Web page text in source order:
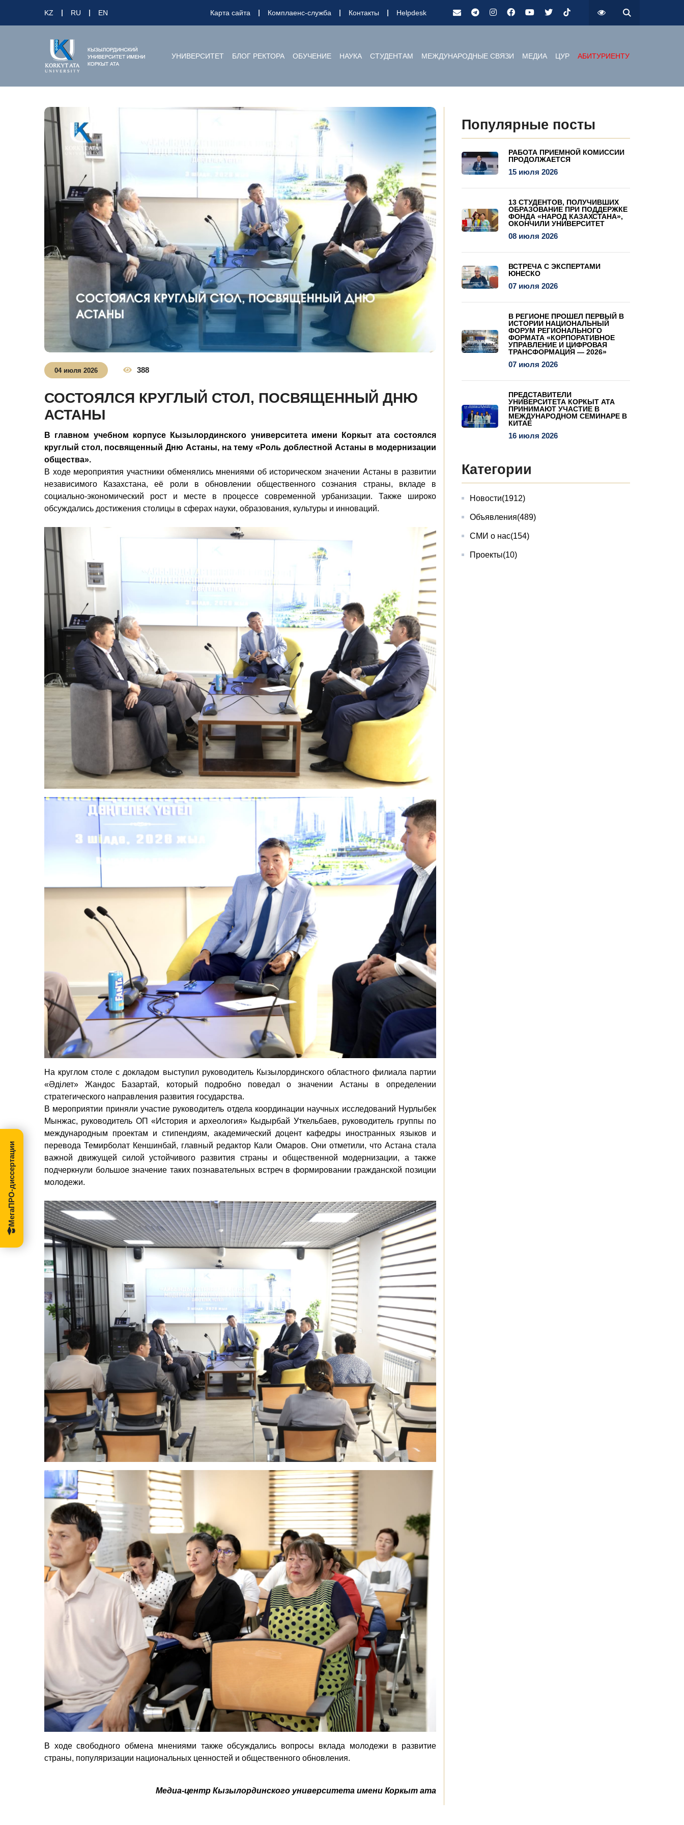
KZ RU EN Карта сайта Комплаенс-служба Контакты Helpdesk
УНИВЕРСИТЕТ БЛОГ РЕКТОРА ОБУЧЕНИЕ НАУКА СТУДЕНТАМ МЕЖДУНАРОДНЫЕ СВЯЗИ МЕДИА ЦУР АБИТУРИЕНТУ
04 июля 2026 388
СОСТОЯЛСЯ КРУГЛЫЙ СТОЛ, ПОСВЯЩЕННЫЙ ДНЮ
АСТАНЫ
В главном учебном корпусе Кызылординского университета имени Коркыт ата состоялся
круглый стол, посвященный Дню Астаны, на тему «Роль доблестной Астаны в модернизации
общества».
В ходе мероприятия участники обменялись мнениями об историческом значении Астаны в развитии
независимого Казахстана, её роли в обновлении общественного сознания страны, вкладе в
социально-экономический рост и месте в процессе современной урбанизации. Также широко
обсуждались достижения столицы в сферах науки, образования, культуры и инноваций.
На круглом столе с докладом выступил руководитель Кызылординского областного филиала партии
«Әділет» Жандос Базартай, который подробно поведал о значении Астаны в определении
стратегического направления развития государства.
В мероприятии приняли участие руководитель отдела координации научных исследований Нурлыбек
Мынжас, руководитель ОП «История и археология» Кыдырбай Уткельбаев, руководитель группы по
международным проектам и стипендиям, академический доцент кафедры иностранных языков и
перевода Темирболат Кеншинбай, главный редактор Кали Омаров. Они отметили, что Астана стала
важной движущей силой устойчивого развития страны и общественной модернизации, а также
подчеркнули большое значение таких познавательных встреч в формировании гражданской позиции
молодежи.
В ходе свободного обмена мнениями также обсуждались вопросы вклада молодежи в развитие
страны, популяризации национальных ценностей и общественного обновления.
Медиа-центр Кызылординского университета имени Коркыт ата
Популярные посты
РАБОТА ПРИЕМНОЙ КОМИССИИ
ПРОДОЛЖАЕТСЯ
15 июля 2026
13 СТУДЕНТОВ, ПОЛУЧИВШИХ
ОБРАЗОВАНИЕ ПРИ ПОДДЕРЖКЕ
ФОНДА «НАРОД КАЗАХСТАНА»,
ОКОНЧИЛИ УНИВЕРСИТЕТ
08 июля 2026
ВСТРЕЧА С ЭКСПЕРТАМИ
ЮНЕСКО
07 июля 2026
В РЕГИОНЕ ПРОШЕЛ ПЕРВЫЙ В
ИСТОРИИ НАЦИОНАЛЬНЫЙ
ФОРУМ РЕГИОНАЛЬНОГО
ФОРМАТА «КОРПОРАТИВНОЕ
УПРАВЛЕНИЕ И ЦИФРОВАЯ
ТРАНСФОРМАЦИЯ — 2026»
07 июля 2026
ПРЕДСТАВИТЕЛИ
УНИВЕРСИТЕТА КОРКЫТ АТА
ПРИНИМАЮТ УЧАСТИЕ В
МЕЖДУНАРОДНОМ СЕМИНАРЕ В
КИТАЕ
16 июля 2026
Категории
Новости(1912)
Объявления(489)
СМИ о нас(154)
Проекты(10)
МегаПРО-диссертации